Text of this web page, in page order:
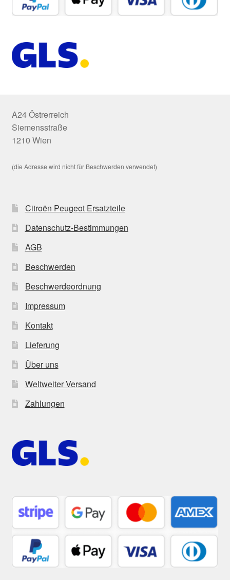
A24 Östrerreich
Siemensstraße
1210 Wien
(die Adresse wird nicht für Beschwerden verwendet)
Citroën Peugeot Ersatzteile
Datenschutz-Bestimmungen
AGB
Beschwerden
Beschwerdeordnung
Impressum
Kontakt
Lieferung
Über uns
Weltweiter Versand
Zahlungen